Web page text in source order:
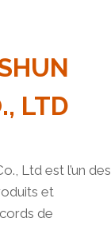
LTD
Ltd est l’un des
et
de